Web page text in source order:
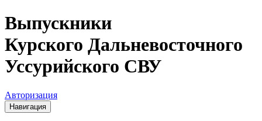
Выпускники
Курского Дальневосточного
Уссурийского СВУ
Авторизация
Навигация